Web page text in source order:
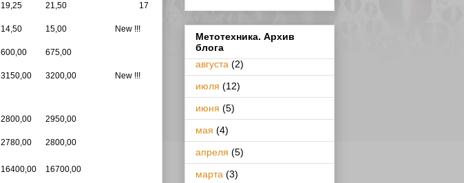
19,25 21,50 17
14,50 15,00 New !!!
600,00 675,00
3150,00 3200,00 New !!!
2800,00 2950,00
2780,00 2800,00
16400,00 16700,00
Метотехника. Архив
блога
августа (2)
июля (12)
июня (5)
мая (4)
апреля (5)
марта (3)